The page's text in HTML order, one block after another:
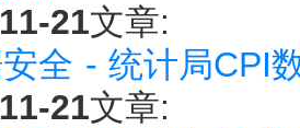
21文章:
全 - 统计局CPI
21文章: